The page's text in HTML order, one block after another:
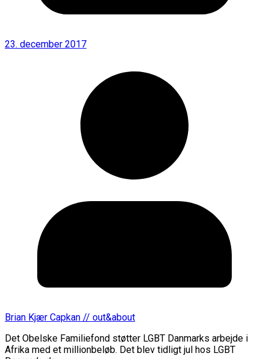
23. december 2017
Brian Kjær Capkan // out&about
Det Obelske Familiefond støtter LGBT Danmarks arbejde i
Afrika med et millionbeløb. Det blev tidligt jul hos LGBT